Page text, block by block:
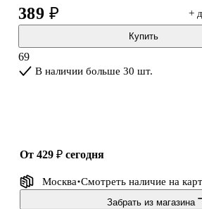
самопожертвования этой
среднего школьного возраста.
389 ₽ +
Купить
69
В наличии больше 30 шт.
от 429 ₽ сегодня
Москва Смотреть наличие на
Забрать из магазина